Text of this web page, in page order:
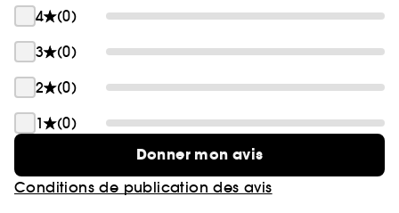
4
(0)
3
(0)
2
(0)
1
(0)
Donner mon avis
Conditions de publication des avis